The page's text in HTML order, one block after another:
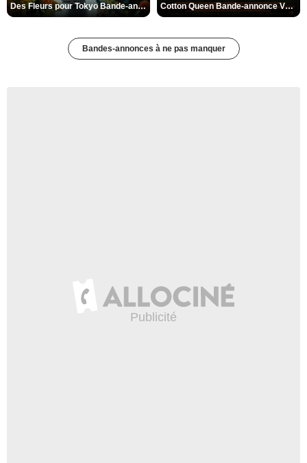
Des Fleurs pour Tokyo Bande-annonce VO STFR Cotton Queen Bande-annonce VO STFR
Bandes-annonces à ne pas manquer